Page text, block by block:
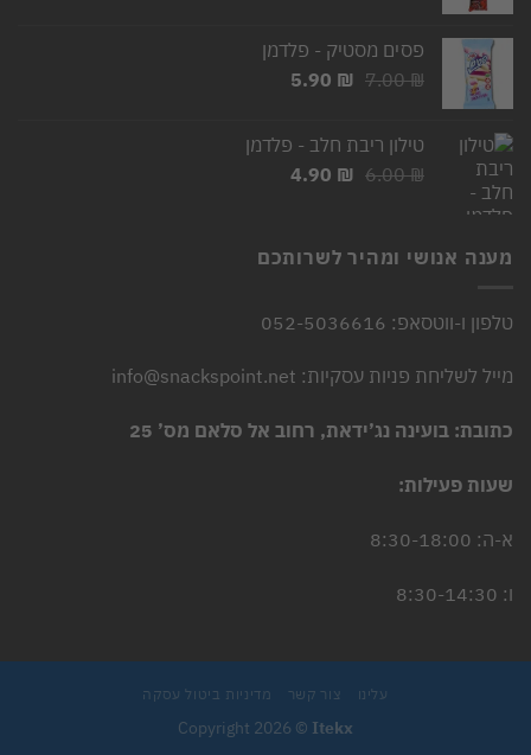
3.00 ₪.
2.50 ₪.
פסים מסטיק - פלדמן
7.00₪
המחיר
7.00 ₪.
5.90 ₪
המחיר
5.90 ₪.
טילון ריבת חלב - פלדמן
6.00₪
המחיר
6.00 ₪.
4.90 ₪
המחיר
4.90 ₪.
מענה אנושי ומהיר לשרותכם
טלפון ו-ווטסאפ: 052-5036616
מייל לשליחת פניות עסקיות: info@snackspoint.net
כתובת: בועינה נג’ידאת, רחוב אל סלאם מס’ 25
שעות פעילות:
א-ה: 8:30-18:00
ו: 8:30-14:30
עלינו צור קשר מדיניות ביטול עסקה
Copyright 2026 © Itekx